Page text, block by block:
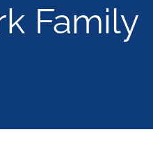
Family